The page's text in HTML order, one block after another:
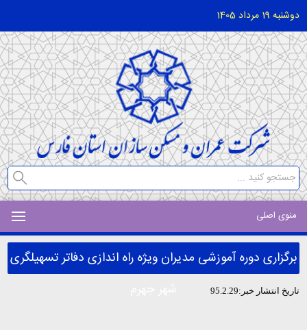
دوشنبه 19 مرداد 1405
منوی اصلی
برگزاری دوره آموزشی مدیران ویژه راه اندازی دفاتر تسهیلگری
تاریخ انتشار خبر:95.2.29